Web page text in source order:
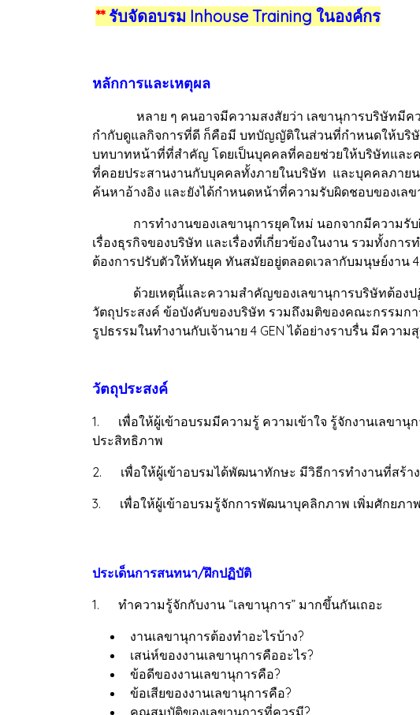
**รับจัดอบรม Inhouse Training ในองค์กร
หลักการและเหตุผล
หลาย ๆ คนอาจมีความสงสัยว่า เลขานุการบริษัทมีควา
กำกับดูแลกิจการที่ดี ก็คือมี บทบัญญัติในส่วนที่กำหนดให้บริษั
บทบาทหน้าที่ที่สำคัญ โดยเป็นบุคคลที่คอยช่วยให้บริษัทและ
ที่คอยประสานงานกับบุคคลทั้งภายในบริษัท และบุคคลภาย
ค้นหาอ้างอิง และยังได้กำหนดหน้าที่ความรับผิดชอบของเล
การทำงานของเลขานุการยุคใหม่ นอกจากมีความรับผิ
เรื่องธุรกิจของบริษัท และเรื่องที่เกี่ยวข้องในงาน รวมทั้งกา
ต้องการปรับตัวให้ทันยุค ทันสมัยอยู่ตลอดเวลากับมนุษย์งาน 4
ด้วยเหตุนี้และความสำคัญของเลขานุการบริษัทต้องปฏิ
วัตถุประสงค์ ข้อบังคับของบริษัท รวมถึงมติของคณะกรรมก
รูปธรรมในทำงานกับเจ้านาย 4 GEN ได้อย่างราบรื่น มีความ
วัตถุประสงค์
1. เพื่อให้ผู้เข้าอบรมมีความรู้ ความเข้าใจ รู้จักงานเลขานุ
ประสิทธิภาพ
2. เพื่อให้ผู้เข้าอบรมได้พัฒนาทักษะ มีวิธีการทำงานที่สร้าง
3. เพื่อให้ผู้เข้าอบรมรู้จักการพัฒนาบุคลิกภาพ เพิ่มศักยภา
ประเด็นการสนทนา/ฝึกปฏิบัติ
1. ทำความรู้จักกับงาน “เลขานุการ” มากขึ้นกันเถอะ
งานเลขานุการต้องทำอะไรบ้าง?
เสน่ห์ของงานเลขานุการคืออะไร?
ข้อดีของงานเลขานุการคือ?
ข้อเสียของงานเลขานุการคือ?